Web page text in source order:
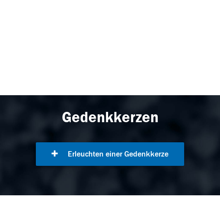
Gedenkkerzen
Erleuchten einer Gedenkkerze